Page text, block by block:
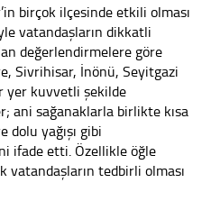
birçok ilçesinde etkili olması
vatandaşların dikkatli
değerlendirmelere göre
Sivrihisar, İnönü, Seyitgazi
yer kuvvetli şekilde
ani sağanaklarla birlikte kısa
dolu yağışı gibi
ifade etti. Özellikle öğle
vatandaşların tedbirli olması